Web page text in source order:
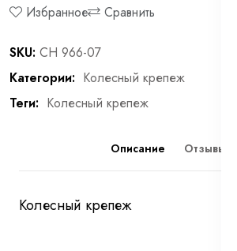
Избранное Сравнить
SKU: СН 966-07
Категории: Колесный крепеж
Теги: Колесный крепеж
Описание Отзывы (0)
Колесный крепеж